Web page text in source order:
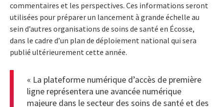
commentaires et les perspectives. Ces informations seront
utilisées pour préparer un lancement à grande échelle au
sein d’autres organisations de soins de santé en Écosse,
dans le cadre d’un plan de déploiement national qui sera
publié ultérieurement cette année.
« La plateforme numérique d’accès de première
ligne représentera une avancée numérique
majeure dans le secteur des soins de santé et des